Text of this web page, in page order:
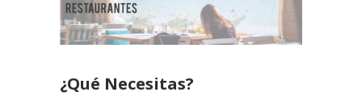
¿Qué Necesitas?